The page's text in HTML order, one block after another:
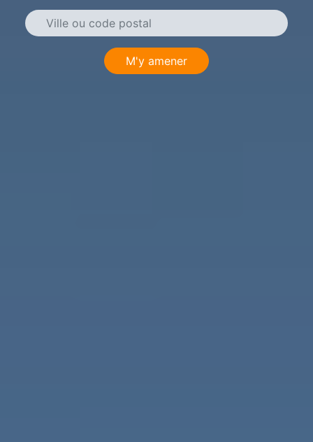
M'y amener